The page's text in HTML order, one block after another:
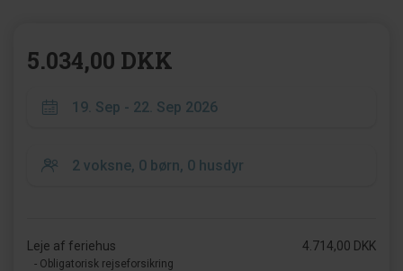
5.034,00 DKK
Leje af feriehus
- Obligatorisk rejseforsikring
4.714,00 DKK